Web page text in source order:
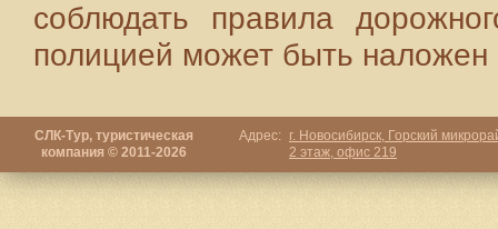
соблюдать правила
полицией может быть
СЛК-Тур, туристическая
компания © 2011-2026
Адрес:
г. Новосибирск, Горский
2 этаж, офис 219